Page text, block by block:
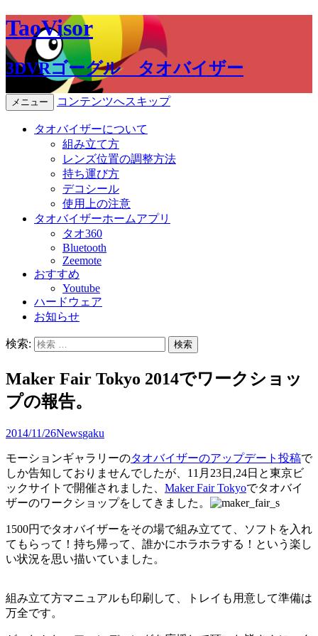
TaoVisor
3DVRゴーグル タオバイザー
メニュー コンテンツへスキップ
タオバイザーについて
組み立て方
レンズ位置の調整方法
持ち運び方
デコシール
使用上の注意
タオバイザーホームアプリ
タオ360
Bluetooth
Zeemote
おすすめ
Youtube
ハードウェア
お知らせ
検索:
Maker Fair Tokyo 2014でワークショッ
プの報告。
2014/11/26Newsgaku
モーションギャラリーのタオバイザーのアップデート投稿で
しか告知しておりませんでしたが、11月23日,24日と東京ビ
ックサイトで開催されました、 Maker Fair Tokyoでタオバイ
ザーのワークショップをしてきました。
1500円でタオバイザーをその場で組み立てて、ソフトを入れ
てもらって！持ち帰って、誰かにホラホラする！という楽し
い状況を思い描いていました。
組み立て方マニュアルも印刷して、トレイも用意して準備は
万全です。